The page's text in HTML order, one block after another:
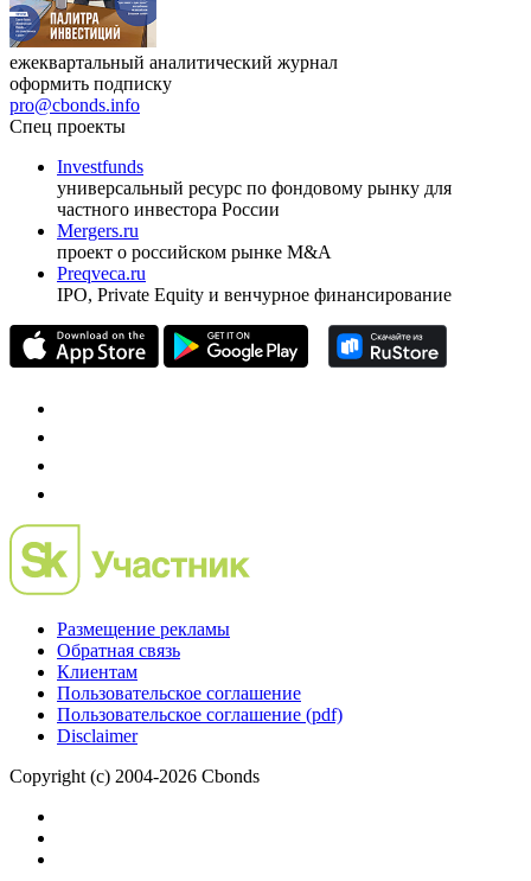
ежеквартальный аналитический журнал
оформить подписку
pro@cbonds.info
Спец проекты
Investfunds
универсальный ресурс по фондовому рынку для
частного инвестора России
Mergers.ru
проект о российском рынке M&A
Preqveca.ru
IPO, Private Equity и венчурное финансирование
Размещение рекламы
Обратная связь
Клиентам
Пользовательское соглашение
Пользовательское соглашение (pdf)
Disclaimer
Copyright (c) 2004-2026 Cbonds